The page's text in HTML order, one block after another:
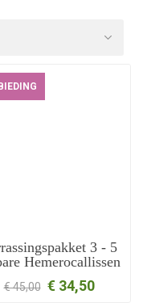
3 - 5
Hemerocallissen
€ 45,00 € 34,50